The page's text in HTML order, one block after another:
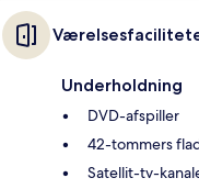
Underholdning
DVD-afspiller
42-tommers
Satellit-tv-